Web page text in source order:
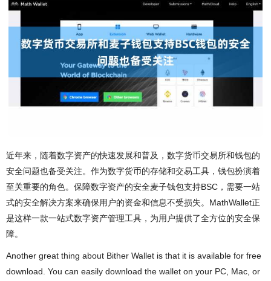
近年来，随着数字资产的快速发展和普及，数字货币交易所和钱包的
安全问题也备受关注。作为数字货币的存储和交易工具，钱包扮演着
至关重要的角色。保障数字资产的安全麦子钱包支持BSC，需要一站
式的安全解决方案来确保用户的资金和信息不受损失。MathWallet正
是这样一款一站式数字资产管理工具，为用户提供了全方位的安全保
障。
Another great thing about Bither Wallet is that it is available for free
download. You can easily download the wallet on your PC, Mac, or